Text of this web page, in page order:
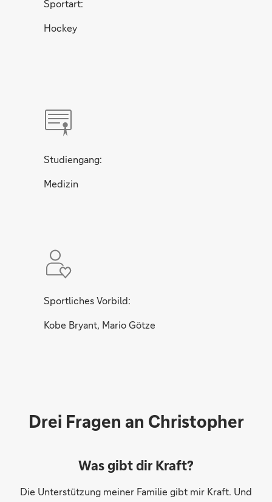
Sportart:
Hockey
Studiengang:
Medizin
Sportliches Vorbild:
Kobe Bryant, Mario Götze
Drei Fragen an Christopher
Was gibt dir Kraft?
Die Unterstützung meiner Familie gibt mir Kraft. Und